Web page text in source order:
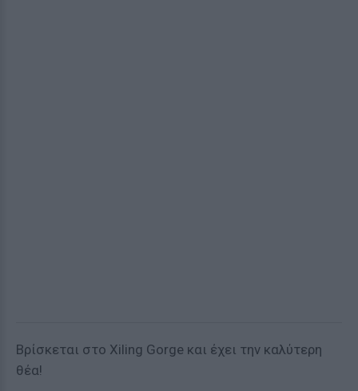
Βρίσκεται στo Xiling Gorge και έχει την καλύτερη
θέα!